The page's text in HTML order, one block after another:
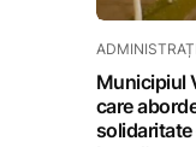
Municipiul
care
solidaritate